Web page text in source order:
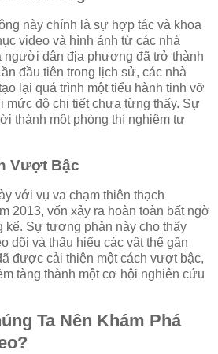
này chính là sự hợp tác và khoa
video và hình ảnh từ các nhà
người dân địa phương đã trở thành
đầu tiên trong lịch sử, các nhà
lại quá trình một tiểu hành tinh vỡ
mức độ chi tiết chưa từng thấy. Sự
thành một phòng thí nghiệm tự
Vượt Bậc
với vụ va chạm thiên thạch
2013, vốn xảy ra hoàn toàn bất ngờ
kể. Sự tương phản này cho thấy
dõi và thấu hiểu các vật thể gần
được cải thiện một cách vượt bậc,
tàng thành một cơ hội nghiên cứu
Ta Nên Khám Phá